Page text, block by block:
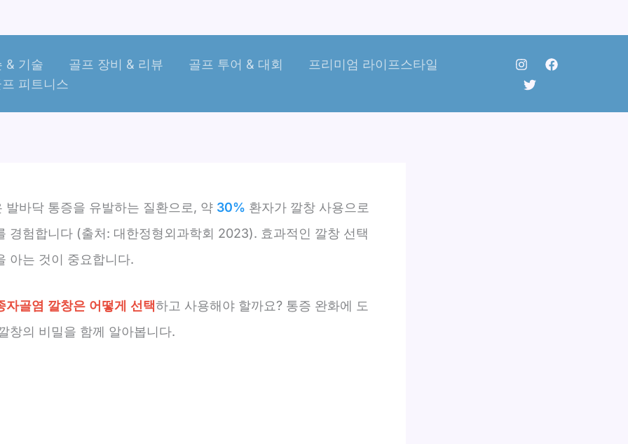
& 기술 골프 장비 & 리뷰 골프 투어 & 대회
프리미엄 라이프스타일
피트니스
발바닥 통증을 유발하는 질환으로, 약 30% 환자가 깔창 사용으로
경험합니다 (출처: 대한정형외과학회 2023). 효과적인 깔창 선택
아는 것이 중요합니다.
자골염 깔창은 어떻게 선택하고 사용해야 할까요? 통증 완화에 도
창의 비밀을 함께 알아봅니다.